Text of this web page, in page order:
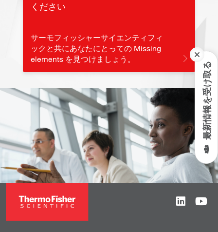
最新情報を受け取る
ください
サーモフィッシャーサイエンティフィ
ックと共にあなたにとっての Missing
elements を見つけましょう。